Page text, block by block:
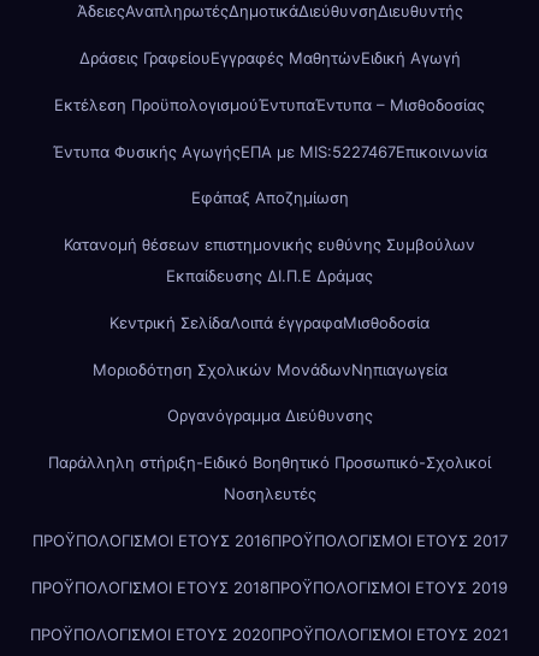
ΆδειεςΑναπληρωτέςΔημοτικάΔιεύθυνσηΔιευθυντής
Δράσεις ΓραφείουΕγγραφές ΜαθητώνΕιδική Αγωγή
Εκτέλεση ΠροϋπολογισμούΈντυπαΈντυπα – Μισθοδοσίας
Έντυπα Φυσικής ΑγωγήςΕΠΑ με MIS:5227467Επικοινωνία
Εφάπαξ Αποζημίωση
Κατανομή θέσεων επιστημονικής ευθύνης Συμβούλων
Εκπαίδευσης ΔΙ.Π.Ε Δράμας
Κεντρική ΣελίδαΛοιπά έγγραφαΜισθοδοσία
Μοριοδότηση Σχολικών ΜονάδωνΝηπιαγωγεία
Οργανόγραμμα Διεύθυνσης
Παράλληλη στήριξη-Ειδικό Βοηθητικό Προσωπικό-Σχολικοί
Νοσηλευτές
ΠΡΟΫΠΟΛΟΓΙΣΜΟΙ ΕΤΟΥΣ 2016ΠΡΟΫΠΟΛΟΓΙΣΜΟΙ ΕΤΟΥΣ 2017
ΠΡΟΫΠΟΛΟΓΙΣΜΟΙ ΕΤΟΥΣ 2018ΠΡΟΫΠΟΛΟΓΙΣΜΟΙ ΕΤΟΥΣ 2019
ΠΡΟΫΠΟΛΟΓΙΣΜΟΙ ΕΤΟΥΣ 2020ΠΡΟΫΠΟΛΟΓΙΣΜΟΙ ΕΤΟΥΣ 2021